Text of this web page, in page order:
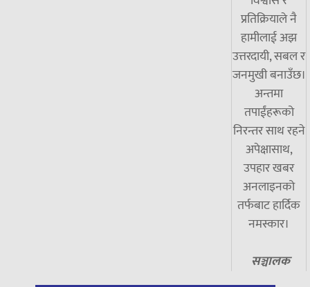
प्रतिक्रियाले नै
हामीलाई अझ
उत्तरदायी, सबल र
जनमुखी बनाउँछ।
अन्तमा
तपाईंहरूको
निरन्तर साथ रहने
अपेक्षासाथ,
उपहार खबर
अनलाइनको
तर्फबाट हार्दिक
नमस्कार।
सञ्चालक